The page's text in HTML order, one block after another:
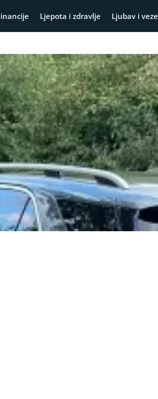
Ljepota i zdravlje Ljubav i veze